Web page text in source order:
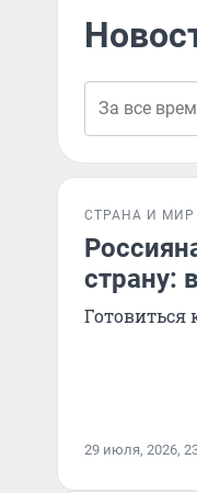
СТРАНА И МИР
страну:
Готовиться
29 июля, 2026,